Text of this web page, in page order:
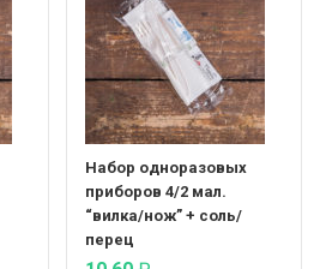
Набор одноразовых
приборов 4/2 мал.
“вилка/нож” + соль/
перец